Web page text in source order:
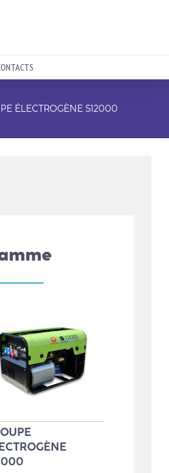
ÉLECTROGÈNE S12000